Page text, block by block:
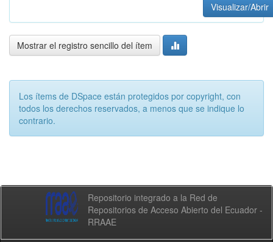
Visualizar/Abrir
Mostrar el registro sencillo del ítem
Los ítems de DSpace están protegidos por copyright, con
todos los derechos reservados, a menos que se indique lo
contrario.
Repositorio integrado a la Red de
Repositorios de Acceso Abierto del Ecuador -
RRAAE